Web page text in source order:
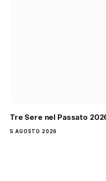
Tre Sere nel Passato
5 AGOSTO 2026